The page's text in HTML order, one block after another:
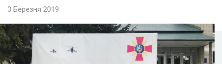
3 Березня 2019